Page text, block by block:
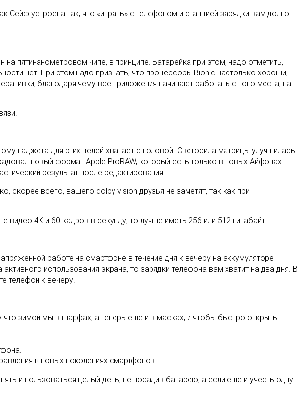
устроена так, что «играть» с телефоном и станцией зарядки вам долго
пятинанометровом чипе, в принципе. Батарейка при этом, надо отметить,
нет. При этом надо признать, что процессоры Bionic настолько хороши,
благодаря чему все приложения начинают работать с того места, на
гаджета для этих целей хватает с головой. Светосила матрицы улучшилась
новый формат Apple ProRAW, который есть только в новых Айфонах.
результат после редактирования.
всего, вашего dolby vision друзья не заметят, так как при
видео 4К и 60 кадров в секунду, то лучше иметь 256 или 512 гигабайт.
работе на смартфоне в течение дня к вечеру на аккумуляторе
использования экрана, то зарядки телефона вам хватит на два дня. В
телефон к вечеру.
зимой мы в шарфах, а теперь еще и в масках, и чтобы быстро открыть
в новых поколениях смартфонов.
и пользоваться целый день, не посадив батарею, а если еще и учесть одну